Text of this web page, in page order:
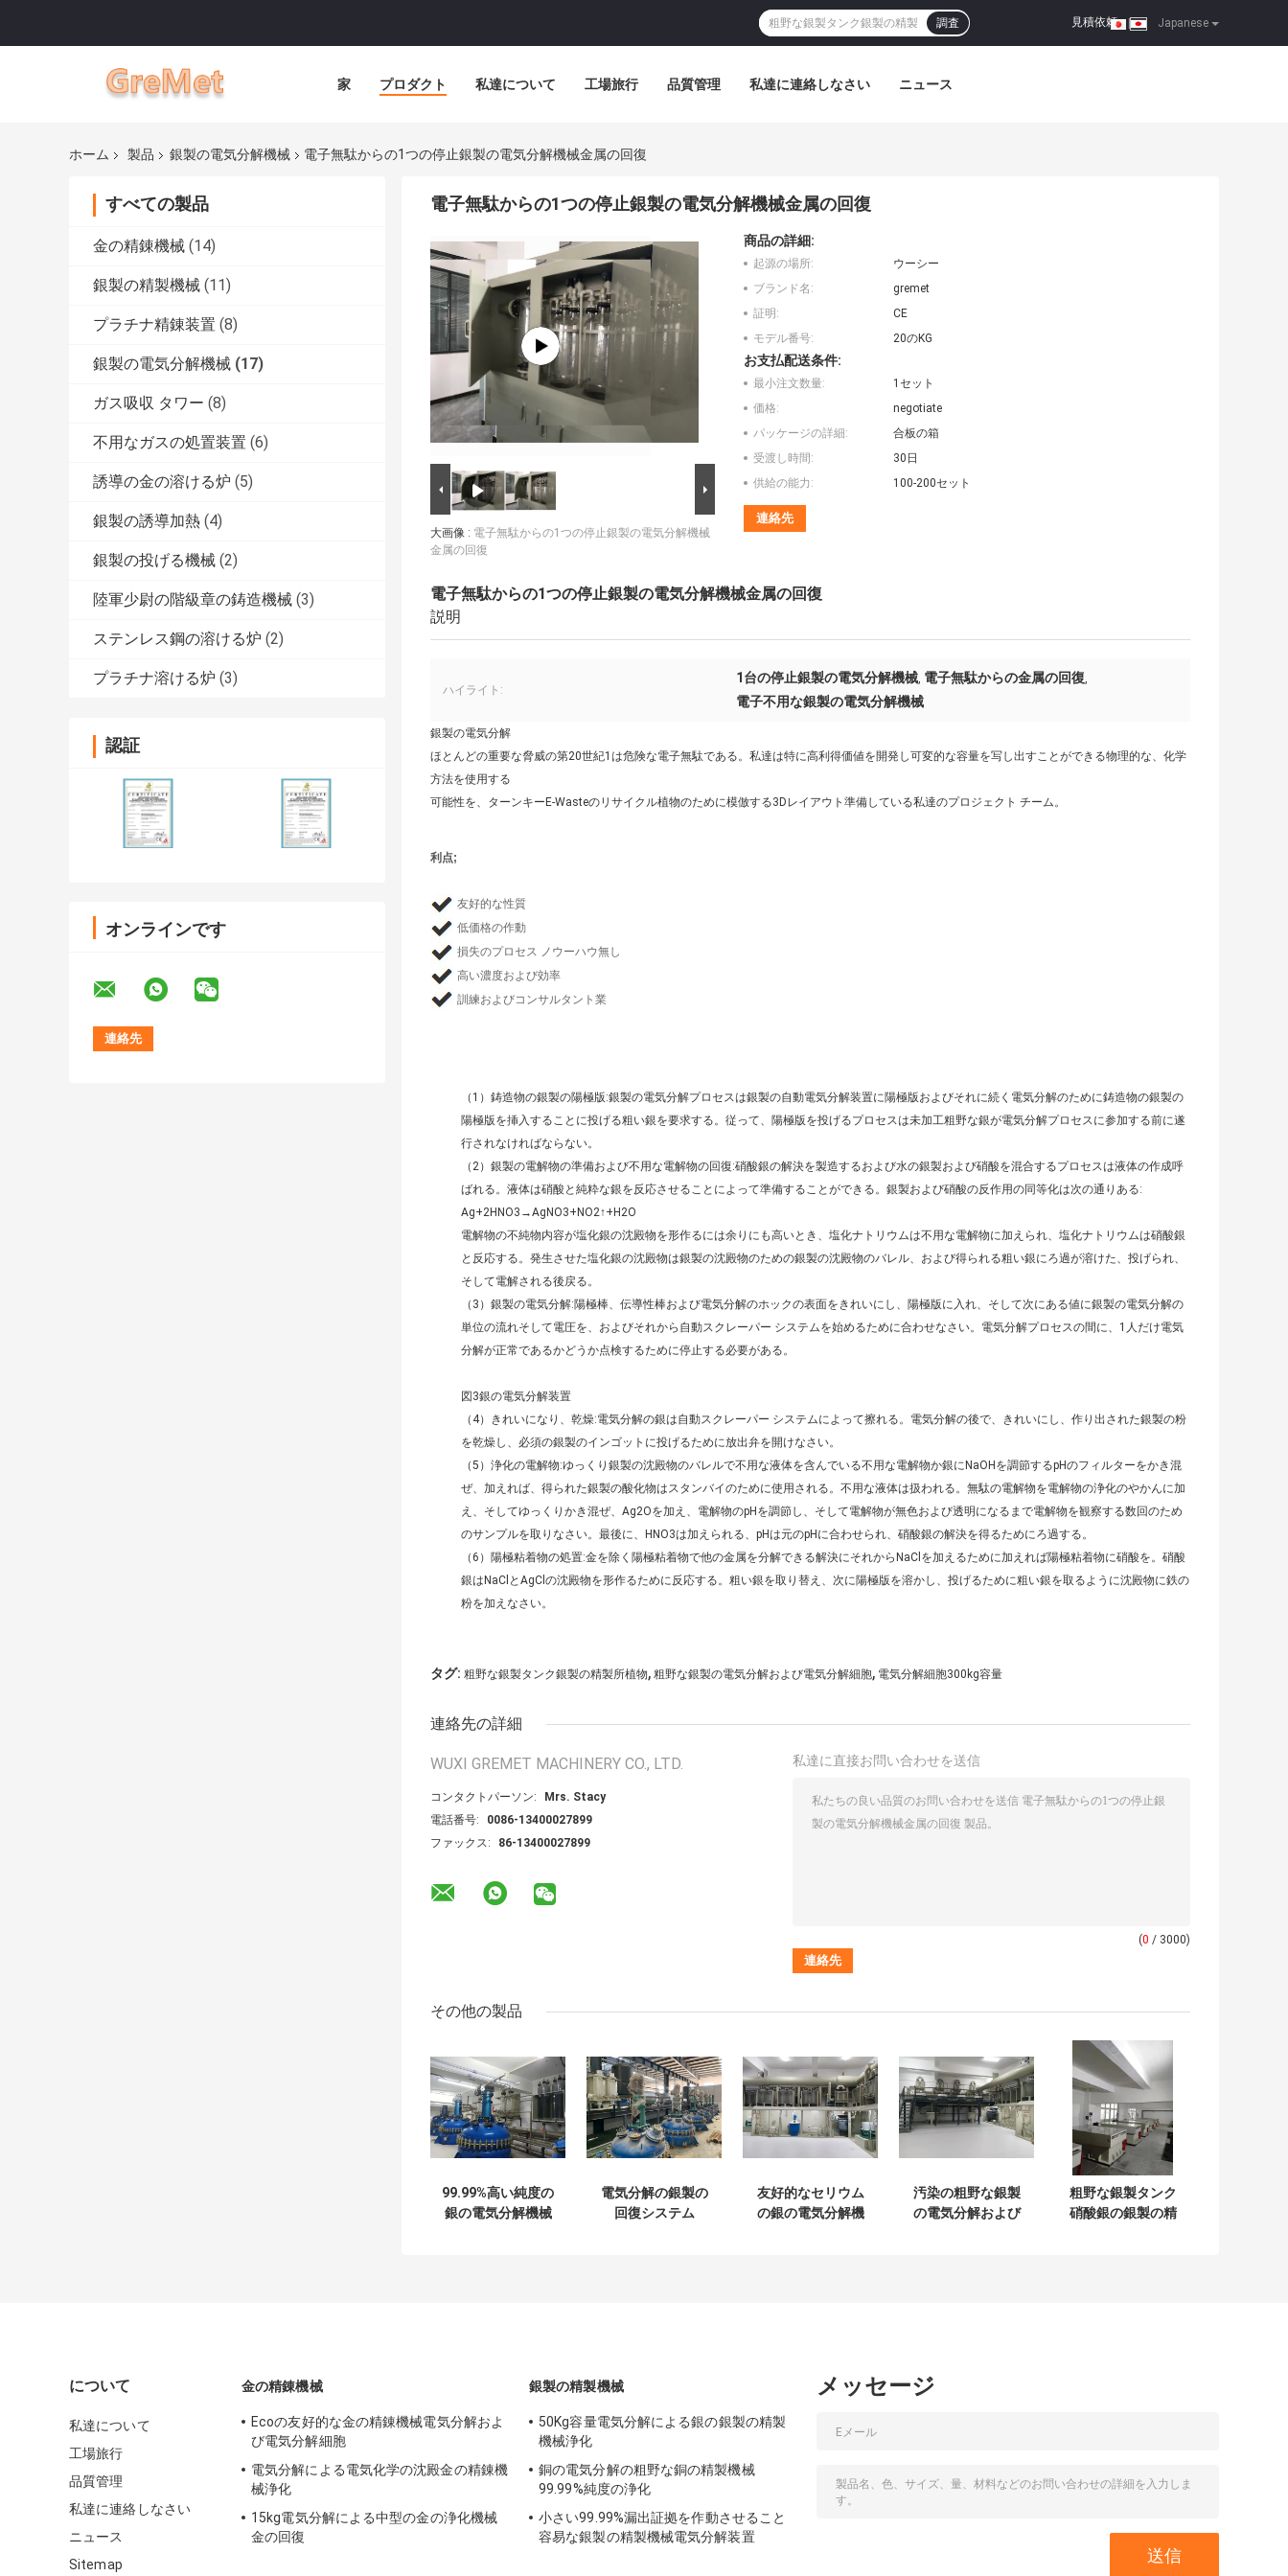
Japanese
見積依頼 |
調査
家 プロダクト 私達について 工場旅行 品質管理 私達に連絡しなさい ニュース
ホーム 製品 銀製の電気分解機械 電子無駄からの1つの停止銀製の電気分解機械金属の回復
すべての製品
金の精錬機械 (14)
銀製の精製機械 (11)
プラチナ精錬装置 (8)
銀製の電気分解機械 (17)
ガス吸収 タワー (8)
不用なガスの処置装置 (6)
誘導の金の溶ける炉 (5)
銀製の誘導加熱 (4)
銀製の投げる機械 (2)
陸軍少尉の階級章の鋳造機械 (3)
ステンレス鋼の溶ける炉 (2)
プラチナ溶ける炉 (3)
認証
オンラインです
電子無駄からの1つの停止銀製の電気分解機械金属の回復
大画像 : 電子無駄からの1つの停止銀製の電気分解機械
金属の回復
商品の詳細:
起源の場所:
ウーシー
ブランド名:
gremet
証明:
CE
モデル番号:
20のKG
お支払配送条件:
最小注文数量:
1セット
価格:
negotiate
パッケージの詳細:
合板の箱
受渡し時間:
30日
供給の能力:
100-200セット
連絡先
電子無駄からの1つの停止銀製の電気分解機械金属の回復
説明
ハイライト:
1台の停止銀製の電気分解機械, 電子無駄からの金属の回復,
電子不用な銀製の電気分解機械
銀製の電気分解
ほとんどの重要な脅威の第20世紀1は危険な電子無駄である。私達は特に高利得価値を開発し可変的な容量を写し出すことができる物理的な、化学
方法を使用する
可能性を、ターンキーE-Wasteのリサイクル植物のために模倣する3Dレイアウト準備している私達のプロジェクト チーム。
利点;
友好的な性質
低価格の作動
損失のプロセス ノウーハウ無し
高い濃度および効率
訓練およびコンサルタント業
（1）鋳造物の銀製の陽極版:銀製の電気分解プロセスは銀製の自動電気分解装置に陽極版およびそれに続く電気分解のために鋳造物の銀製の
陽極版を挿入することに投げる粗い銀を要求する。従って、陽極版を投げるプロセスは未加工粗野な銀が電気分解プロセスに参加する前に遂
行されなければならない。
（2）銀製の電解物の準備および不用な電解物の回復:硝酸銀の解決を製造するおよび水の銀製および硝酸を混合するプロセスは液体の作成呼
ばれる。液体は硝酸と純粋な銀を反応させることによって準備することができる。銀製および硝酸の反作用の同等化は次の通りある:
Ag+2HNO3→AgNO3+NO2↑+H2O
電解物の不純物内容が塩化銀の沈殿物を形作るには余りにも高いとき、塩化ナトリウムは不用な電解物に加えられ、塩化ナトリウムは硝酸銀
と反応する。発生させた塩化銀の沈殿物は銀製の沈殿物のための銀製の沈殿物のバレル、および得られる粗い銀にろ過が溶けた、投げられ、
そして電解される後戻る。
（3）銀製の電気分解:陽極棒、伝導性棒および電気分解のホックの表面をきれいにし、陽極版に入れ、そして次にある値に銀製の電気分解の
単位の流れそして電圧を、およびそれから自動スクレーパー システムを始めるために合わせなさい。電気分解プロセスの間に、1人だけ電気
分解が正常であるかどうか点検するために停止する必要がある。
図3銀の電気分解装置
（4）きれいになり、乾燥:電気分解の銀は自動スクレーパー システムによって擦れる。電気分解の後で、きれいにし、作り出された銀製の粉
を乾燥し、必須の銀製のインゴットに投げるために放出弁を開けなさい。
（5）浄化の電解物:ゆっくり銀製の沈殿物のバレルで不用な液体を含んでいる不用な電解物か銀にNaOHを調節するpHのフィルターをかき混
ぜ、加えれば、得られた銀製の酸化物はスタンバイのために使用される。不用な液体は扱われる。無駄の電解物を電解物の浄化のやかんに加
え、そしてゆっくりかき混ぜ、Ag2Oを加え、電解物のpHを調節し、そして電解物が無色および透明になるまで電解物を観察する数回のため
のサンプルを取りなさい。最後に、HNO3は加えられる、pHは元のpHに合わせられ、硝酸銀の解決を得るためにろ過する。
（6）陽極粘着物の処置:金を除く陽極粘着物で他の金属を分解できる解決にそれからNaClを加えるために加えれば陽極粘着物に硝酸を。硝酸
銀はNaClとAgClの沈殿物を形作るために反応する。粗い銀を取り替え、次に陽極版を溶かし、投げるために粗い銀を取るように沈殿物に鉄の
粉を加えなさい。
タグ: 粗野な銀製タンク銀製の精製所植物, 粗野な銀製の電気分解および電気分解細胞, 電気分解細胞300kg容量
連絡先の詳細
WUXI GREMET MACHINERY CO., LTD.
コンタクトパーソン:
Mrs. Stacy
電話番号:
0086-13400027899
ファックス:
86-13400027899
私達に直接お問い合わせを送信
(0 / 3000)
その他の製品
99.99%高い純度の
銀の電気分解機械
電気分解の銀製の
回復システム
友好的なセリウム
の銀の電気分解機
汚染の粗野な銀製
の電気分解および
粗野な銀製タンク
硝酸銀の銀製の精
について
私達について
工場旅行
品質管理
私達に連絡しなさい
ニュース
Sitemap
金の精錬機械
Ecoの友好的な金の精錬機械電気分解およ
び電気分解細胞
電気分解による電気化学の沈殿金の精錬機
械浄化
15kg電気分解による中型の金の浄化機械
金の回復
銀製の精製機械
50Kg容量電気分解による銀の銀製の精製
機械浄化
銅の電気分解の粗野な銅の精製機械
99.99%純度の浄化
小さい99.99%漏出証拠を作動させること
容易な銀製の精製機械電気分解装置
メッセージ